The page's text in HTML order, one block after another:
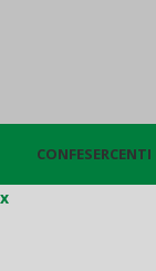
x